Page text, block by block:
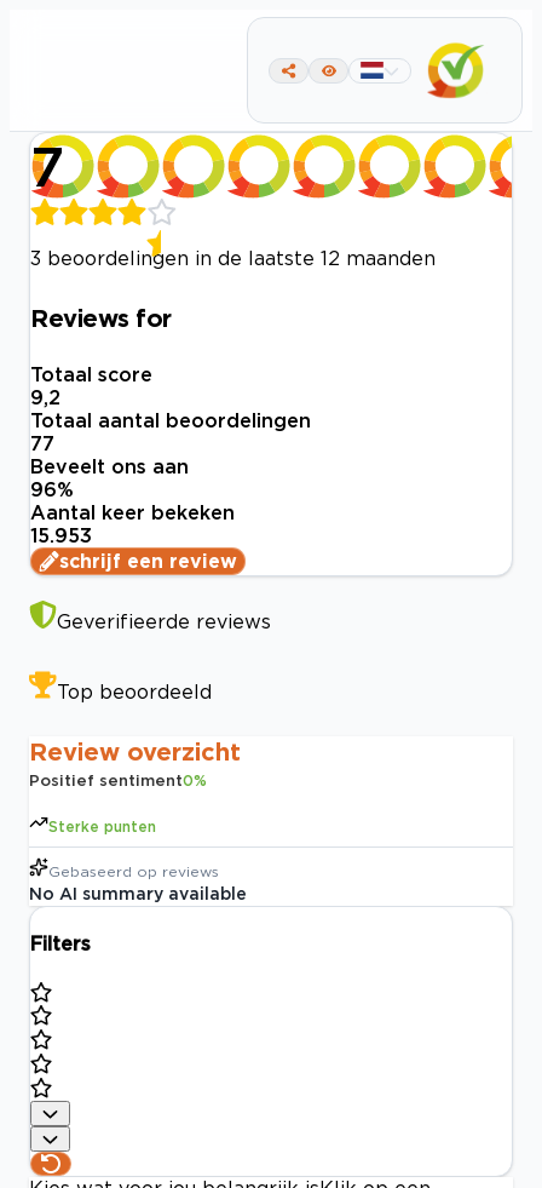
7
3 beoordelingen in de laatste 12 maanden
Reviews for
Totaal score
9,2
Totaal aantal beoordelingen
77
Beveelt ons aan
96%
Aantal keer bekeken
15.953
schrijf een review
Geverifieerde reviews
Top beoordeeld
Review overzicht
Positief sentiment0%
Sterke punten
Gebaseerd op reviews
No AI summary available
Filters